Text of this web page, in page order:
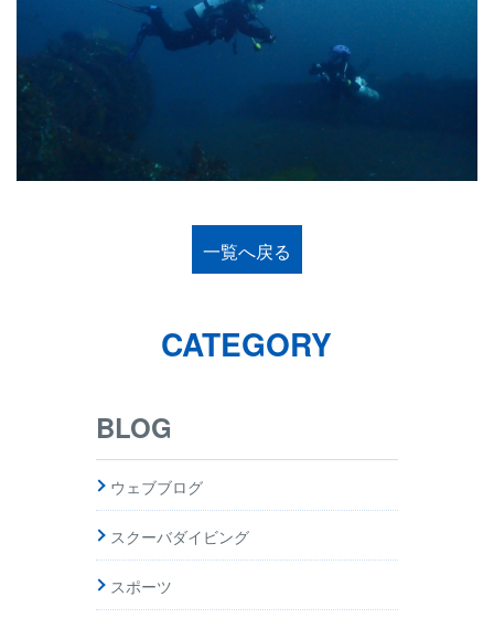
一覧へ戻る
CATEGORY
BLOG
ウェブブログ
スクーバダイビング
スポーツ